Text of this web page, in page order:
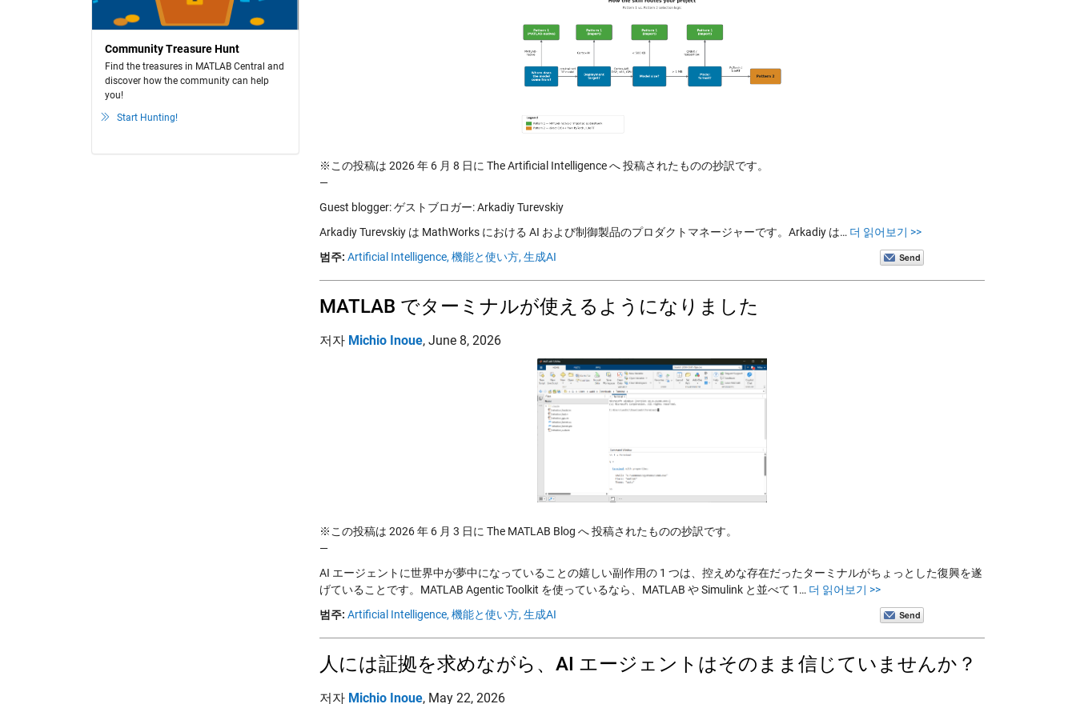
Community Treasure Hunt
Find the treasures in MATLAB Central and
discover how the community can help
you!
Start Hunting!
※この投稿は 2026 年 6 月 8 日に The Artificial Intelligence へ 投稿されたものの抄訳です。
—
Guest blogger: ゲストブロガー: Arkadiy Turevskiy
Arkadiy Turevskiy は MathWorks における AI および制御製品のプロダクトマネージャーです。Arkadiy は… 더 읽어보기 >>
범주: Artificial Intelligence, 機能と使い方, 生成AI
MATLAB でターミナルが使えるようになりました
저자 Michio Inoue, June 8, 2026
※この投稿は 2026 年 6 月 3 日に The MATLAB Blog へ 投稿されたものの抄訳です。
—
AI エージェントに世界中が夢中になっていることの嬉しい副作用の 1 つは、控えめな存在だったターミナルがちょっとした復興を遂
げていることです。MATLAB Agentic Toolkit を使っているなら、MATLAB や Simulink と並べて 1… 더 읽어보기 >>
범주: Artificial Intelligence, 機能と使い方, 生成AI
人には証拠を求めながら、AI エージェントはそのまま信じていませんか？
저자 Michio Inoue, May 22, 2026